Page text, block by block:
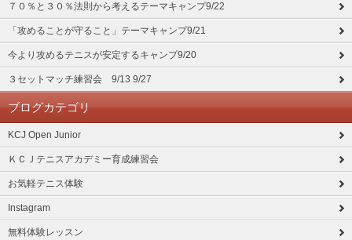
７０％と３０％法則から考えるテーマキャンプ9/22
「攻めることが守ること」テーマキャンプ9/21
今より攻めるテニスが安定するキャンプ9/20
３セットマッチ練習会 9/13 9/27
ブログカテゴリ
KCJ Open Junior
ＫＣＪテニスアカデミー育成練習会
お気軽テニス体験
Instagram
無料体験レッスン